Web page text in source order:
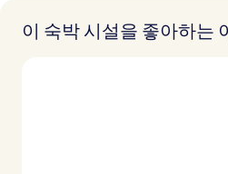
이 숙박 시설을 좋아하는